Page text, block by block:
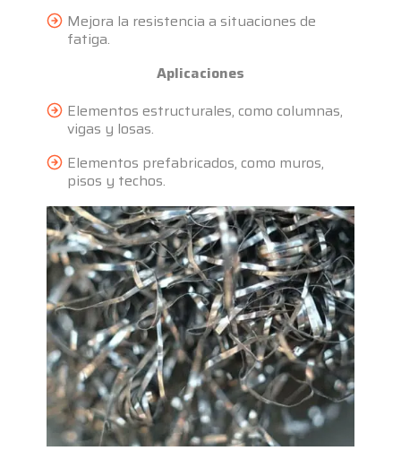
Mejora la resistencia a situaciones de
fatiga.
Aplicaciones
Elementos estructurales, como columnas,
vigas y losas.
Elementos prefabricados, como muros,
pisos y techos.